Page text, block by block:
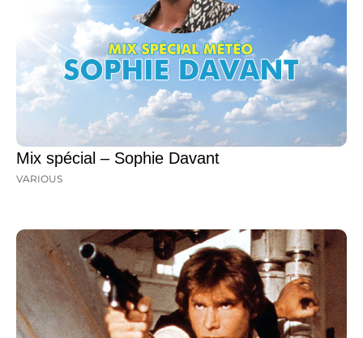
Mix spécial – Sophie Davant
VARIOUS